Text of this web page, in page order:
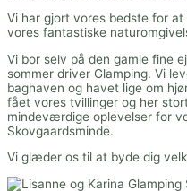
Vi har gjort vores bedste for
vores fantastiske
Vi bor selv på den gamle fine
sommer driver Glamping. Vi
baghaven og havet lige om
fået vores tvillinger og her
mindeværdige oplevelser for
Skovgaardsminde.
Vi glæder os til at byde dig